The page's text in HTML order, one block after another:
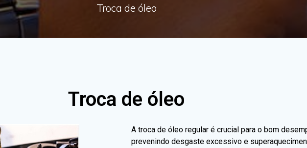
Troca de óleo
Troca de óleo
A troca de óleo regular é crucial para o bom
prevenindo desgaste excessivo e